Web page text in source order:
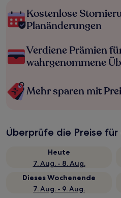
Kostenlose
Planänderungen
Verdiene Prämien
wahrgenommene
Mehr sparen mit
Überprüfe die Preise
Heute
7. Aug. - 8. Aug.
Dieses Wochenende
7. Aug. - 9. Aug.